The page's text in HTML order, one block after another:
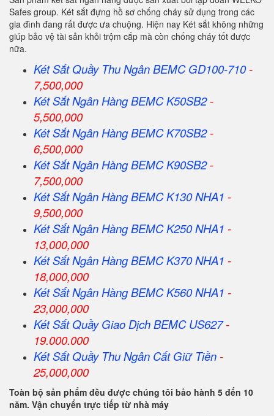
Safes group. Két sắt đựng hồ sơ chống cháy sử dụng trong các
gia đình đang rất được ưa chuộng. Hiện nay Két sắt không những
giúp bảo vệ tài sản khỏi trộm cắp mà còn chống cháy tốt được
nữa.
Két Sắt Quầy Thu Ngân BEMC GD100-710-
7,500,000
Két Sắt Ngân Hàng BEMC K50SB2-
5,500,000
Két Sắt Ngân Hàng BEMC K70SB2-
6,500,000
Két Sắt Ngân Hàng BEMC K90SB2-
7,500,000
Két Sắt Ngân Hàng BEMC K130 NHA1 -
9,500,000
Két Sắt Ngân Hàng BEMC K250 NHA1 -
13,000,000
Két Sắt Ngân Hàng BEMC K370 NHA1 -
18,000,000
Két Sắt Ngân Hàng BEMC K560 NHA1 -
23,000,000
Két Sắt Quầy Giao Dịch BEMC US627-
19.000.000
Két Sắt Quầy Thu Ngân Cất Giữ Tiền -
25,000,000
Toàn bộ sản phẩm đều được chúng tôi bảo hành 5 đến 10
năm. Vận chuyển trực tiếp từ nhà máy